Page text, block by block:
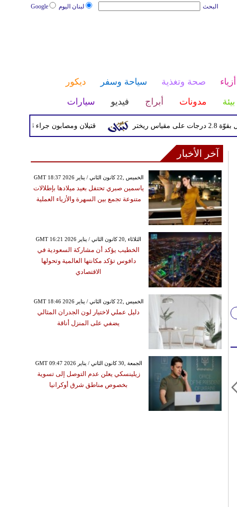
لبنان اليوم Google البحث
أزياء صحة وتغذية سياحة وسفر
ديكور
بيئة مدونات أبراج فيديو سيارات
قتيلان ومصابون جراء 14 غارة إسرائيلية على شرق وجنوب لبنان
آخر الأخبار
GMT 18:37 2026 الخميس ,22 كانون الثاني / يناير
ياسمين صبري تحتفل بعيد ميلادها بإطلالات
متنوعة تجمع بين السهرة والأزياء العملية
GMT 16:21 2026 الثلاثاء ,20 كانون الثاني / يناير
الخطيب يؤكد أن مشاركة السعودية في
دافوس تؤكد مكانتها العالمية وتحولها
الاقتصادي
GMT 18:46 2026 الخميس ,22 كانون الثاني / يناير
دليل عملي لاختيار لون الجدران المثالي
يضفي على المنزل أناقة
GMT 09:47 2026 الجمعة ,30 كانون الثاني / يناير
زيلينسكي يعلن عدم التوصل إلى تسوية
بخصوص مناطق شرق أوكرانيا